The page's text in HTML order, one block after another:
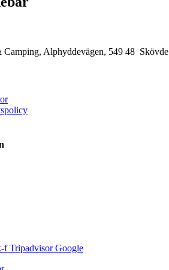
Alphyddevägen, 549 48 Skövde
f Tripadvisor Google